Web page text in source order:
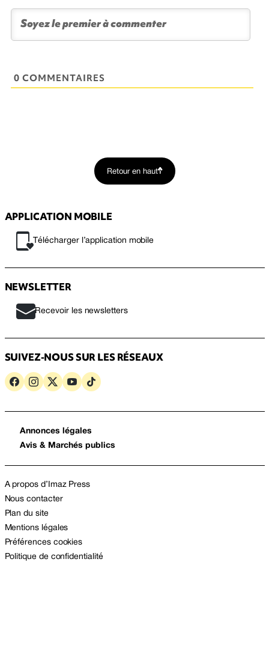
0 COMMENTAIRES
Retour en haut
APPLICATION MOBILE
Télécharger l’application mobile
NEWSLETTER
Recevoir les newsletters
SUIVEZ-NOUS SUR LES RÉSEAUX
Annonces légales
Avis & Marchés publics
A propos d’Imaz Press
Nous contacter
Plan du site
Mentions légales
Préférences cookies
Politique de confidentialité